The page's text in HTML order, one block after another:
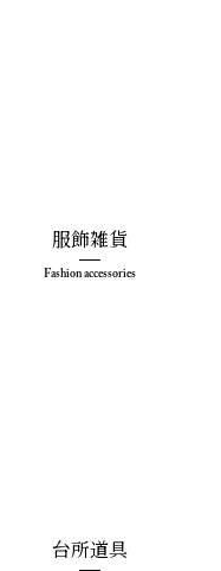
服飾雑貨
Fashion accessories
台所道具